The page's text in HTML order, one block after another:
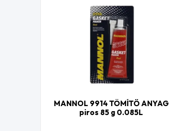
MANNOL 9914 TÖMÍTŐ ANYAG
piros 85 g 0.085L